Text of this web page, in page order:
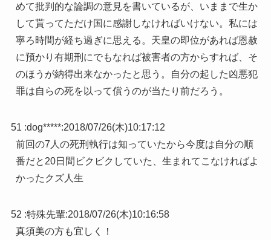
めて批判的な論調の意見を書いているが、いままで生か
して貰ってただけ国に感謝しなければいけない。私には
寧ろ時間が経ち過ぎに思える。天皇の即位があれば恩赦
に預かり有期刑にでもなれば被害者の方からすれば、そ
のほうが納得出来なかったと思う。自分の起した凶悪犯
罪は自らの死を以って償うのが当たり前だろう。
51 :dog*****:2018/07/26(木)10:17:12
前回の7人の死刑執行は知っていたから今度は自分の順
番だと20日間ビクビクしていた、生まれてこなければよ
かったクズ人生
52 :特殊先輩:2018/07/26(木)10:16:58
真須美の方も宜しく！